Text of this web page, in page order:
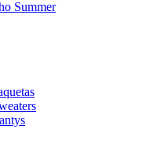
Summer